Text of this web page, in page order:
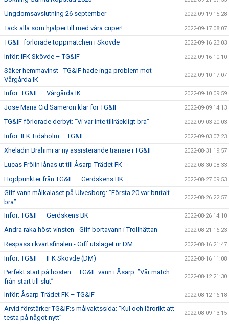
Ungdomsavslutning 26 september 2022-09-19 15:28
Tack alla som hjälper till med våra cuper! 2022-09-17 08:07
TG&IF förlorade toppmatchen i Skövde 2022-09-16 23:03
Inför: IFK Skövde – TG&IF 2022-09-16 10:10
Säker hemmavinst - TG&IF hade inga problem mot
Vårgårda IK
2022-09-10 17:07
Inför: TG&IF – Vårgårda IK 2022-09-10 09:59
Jose Maria Cid Sameron klar för TG&IF 2022-09-09 14:13
TG&IF förlorade derbyt: ”Vi var inte tillräckligt bra” 2022-09-03 20:03
Inför: IFK Tidaholm – TG&IF 2022-09-03 07:23
Xheladin Brahimi är ny assisterande tränare i TG&IF 2022-08-31 19:57
Lucas Frölin lånas ut till Åsarp-Trädet FK 2022-08-30 08:33
Höjdpunkter från TG&IF – Gerdskens BK 2022-08-27 09:53
Giff vann målkalaset på Ulvesborg: ”Första 20 var brutalt
bra”
2022-08-26 22:57
Inför: TG&IF – Gerdskens BK 2022-08-26 14:10
Andra raka höst-vinsten - Giff bortavann i Trollhättan 2022-08-21 16:23
Respass i kvartsfinalen - Giff utslaget ur DM 2022-08-16 21:47
Inför: TG&IF – IFK Skövde (DM) 2022-08-16 11:08
Perfekt start på hösten – TG&IF vann i Åsarp: ”Vår match
från start till slut”
2022-08-12 21:30
Inför: Åsarp-Trädet FK – TG&IF 2022-08-12 16:18
Arvid förstärker TG&IF:s målvaktssida: ”Kul och lärorikt att
testa på något nytt”
2022-08-09 13:15